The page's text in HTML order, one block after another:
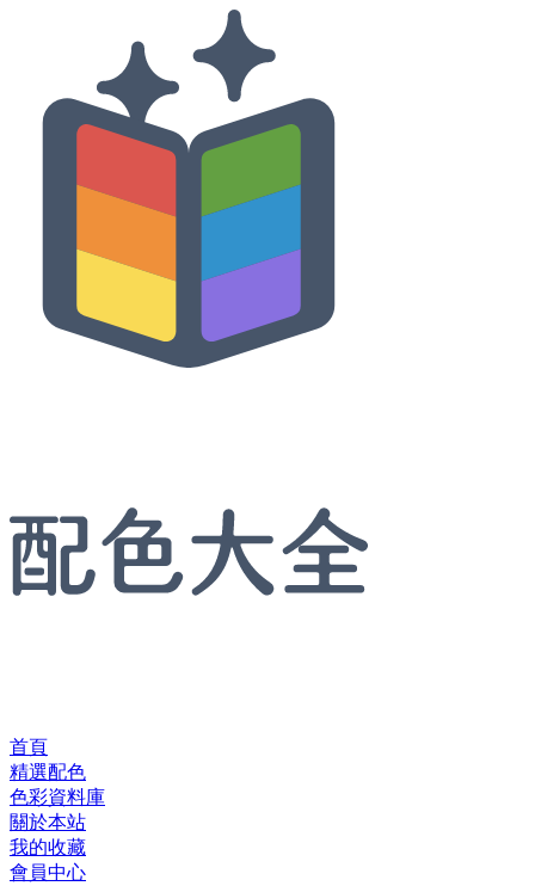
首頁
精選配色
色彩資料庫
關於本站
我的收藏
會員中心